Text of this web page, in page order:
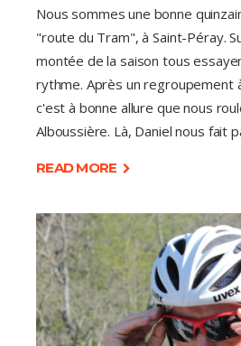
Nous sommes une bonne
"route du Tram", à Saint-Péray.
montée de la saison tous
rythme. Après un regroupement
c'est à bonne allure que nous
Alboussière. Là, Daniel nous fait
READ MORE